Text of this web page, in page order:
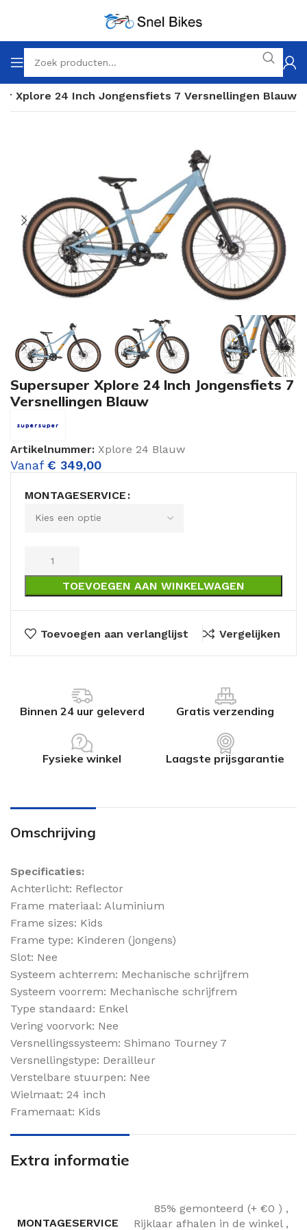
Xplore 24 Inch Jongensfiets 7 Versnellingen Blauw
Supersuper Xplore 24 Inch Jongensfiets 7
Versnellingen Blauw
Artikelnummer: Xplore 24 Blauw
Vanaf € 349,00
MONTAGESERVICE
TOEVOEGEN AAN WINKELWAGEN
Toevoegen aan verlanglijst Vergelijken
Binnen 24 uur geleverd Gratis verzending
Fysieke winkel Laagste prijsgarantie
Omschrijving
Specificaties:
Achterlicht: Reflector
Frame materiaal: Aluminium
Frame sizes: Kids
Frame type: Kinderen (jongens)
Slot: Nee
Systeem achterrem: Mechanische schrijfrem
Systeem voorrem: Mechanische schrijfrem
Type standaard: Enkel
Vering voorvork: Nee
Versnellingssysteem: Shimano Tourney 7
Versnellingstype: Derailleur
Verstelbare stuurpen: Nee
Wielmaat: 24 inch
Framemaat: Kids
Extra informatie
MONTAGESERVICE
85% gemonteerd (+ €0 ) ,
Rijklaar afhalen in de winkel ,